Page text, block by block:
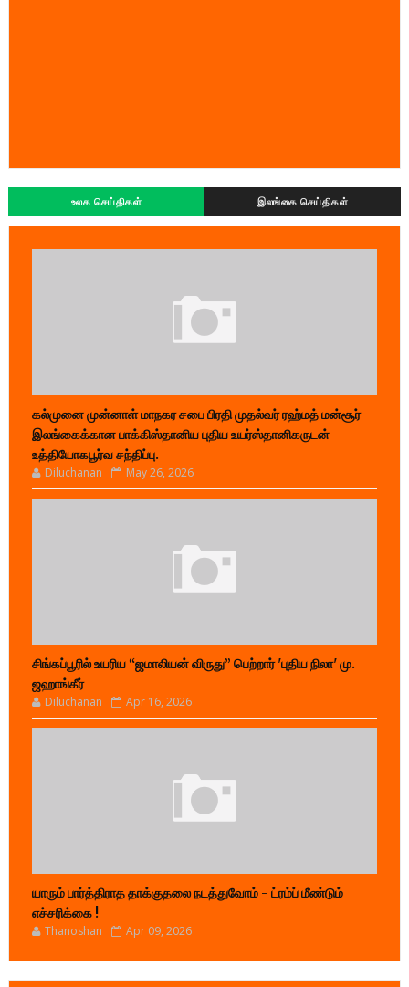
உலக செய்திகள் இலங்கை செய்திகள்
கல்முனை முன்னாள் மாநகர சபை பிரதி முதல்வர் ரஹ்மத் மன்சூர்
இலங்கைக்கான பாக்கிஸ்தானிய புதிய உயர்ஸ்தானிகருடன்
உத்தியோகபூர்வ சந்திப்பு.
Diluchanan May 26, 2026
சிங்கப்பூரில் உயரிய “ஜமாலியன் விருது” பெற்றார் 'புதிய நிலா' மு.
ஜஹாங்கீர்
Diluchanan Apr 16, 2026
யாரும் பார்த்திராத தாக்குதலை நடத்துவோம் - ட்ரம்ப் மீண்டும்
எச்சரிக்கை !
Thanoshan Apr 09, 2026